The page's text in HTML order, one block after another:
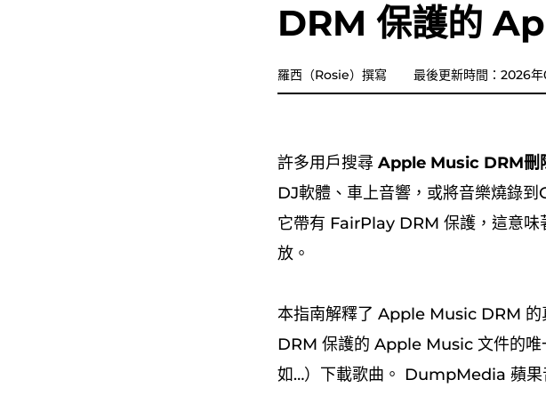
亞馬遜音樂轉換器 Audible有
潘多拉音樂
DRM 保護的
羅西（Rosie）撰寫 最後更新時間：2026年
許多用戶搜尋 Apple Music DRM刪
DJ軟體、車上音響，或將音樂燒錄
它帶有 FairPlay DRM 保護，這意味
放。
本指南解釋了 Apple Music DRM 的
DRM 保護的 Apple Music 文件的
如…）下載歌曲。 DumpMedia 蘋果